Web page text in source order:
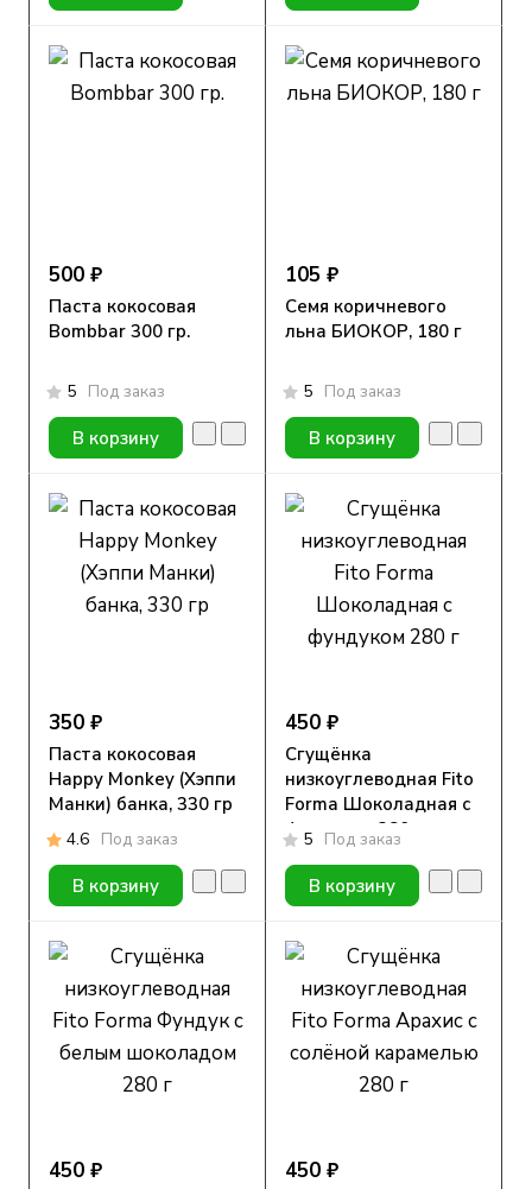
500 ₽
Паста кокосовая
Bombbar 300 гр.
5 Под заказ
В корзину
105 ₽
Семя коричневого
льна БИОКОР, 180 г
5 Под заказ
В корзину
350 ₽
Паста кокосовая
Happy Monkey (Хэппи
Манки) банка, 330 гр
4.6 Под заказ
В корзину
450 ₽
Сгущёнка
низкоуглеводная Fito
Forma Шоколадная с
фундуком 280 г
5 Под заказ
В корзину
450 ₽ 450 ₽